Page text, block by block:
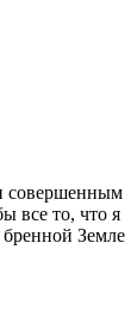
совершенным
все то, что я
Земле